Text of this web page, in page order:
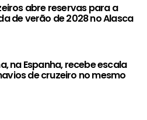
abre reservas para a
de verão de 2028 no Alasca
na Espanha, recebe escala
de cruzeiro no mesmo